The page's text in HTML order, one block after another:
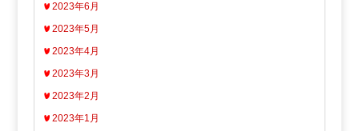
2023年6月
2023年5月
2023年4月
2023年3月
2023年2月
2023年1月